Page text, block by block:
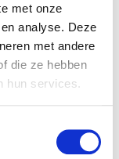
met onze
analyse. Deze
met andere
die ze hebben
hun services.
.